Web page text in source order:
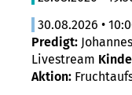
30.08.2026 •
Predigt:
Livestream
Aktion: